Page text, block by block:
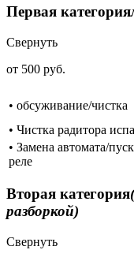
Первая категория
Свернуть
от 500 руб.
• обсуживание/чистка
• Чистка радитора
• Замена автомата/
реле
Вторая категория
разборкой)
Свернуть